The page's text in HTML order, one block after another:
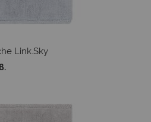
Link.Sky